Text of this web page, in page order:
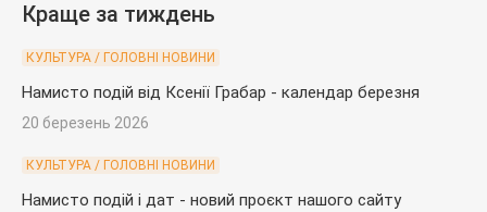
Краще за тиждень
КУЛЬТУРА / ГОЛОВНІ НОВИНИ
Намисто подій від Ксенії Грабар - календар березня
20 березень 2026
КУЛЬТУРА / ГОЛОВНІ НОВИНИ
Намисто подій і дат - новий проєкт нашого сайту